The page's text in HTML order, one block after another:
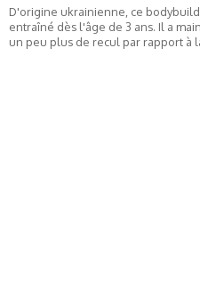
D'origine ukrainienne, ce
entraîné dès l'âge de 3 ans. Il a
un peu plus de recul par rapport à